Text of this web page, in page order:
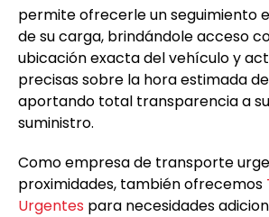
permite ofrecerle un seguimiento
de su carga, brindándole acceso
ubicación exacta del vehículo y
precisas sobre la hora estimada
aportando total transparencia a
suministro.
Como empresa de transporte
proximidades, también ofrecemos
Urgentes para necesidades